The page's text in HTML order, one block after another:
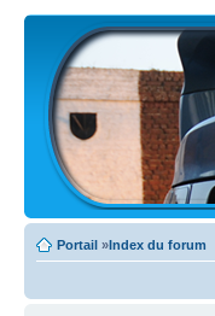
Portail »Index du forum